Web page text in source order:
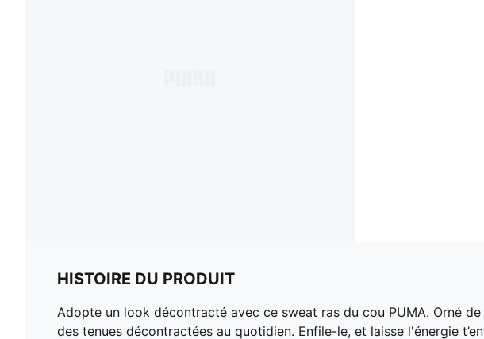
HISTOIRE DU PRODUIT
Adopte un look décontracté avec ce sweat ras du cou PUMA. Orné
des tenues décontractées au quotidien. Enfile-le, et laisse l'énergie